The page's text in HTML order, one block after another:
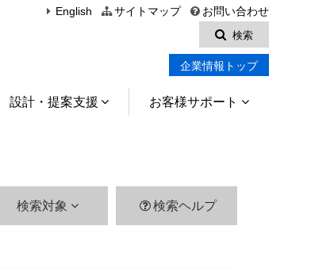
English サイトマップ
お問い合わせ
検索
企業情報トップ
設計・提案支援 お客様サポート
検索対象 検索ヘルプ